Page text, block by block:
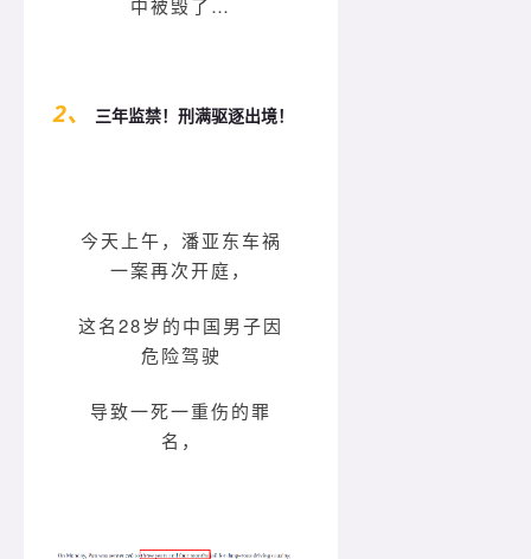
2、 三年监禁！刑满驱逐出境！
今天上午，潘亚东车祸
一案再次开庭，
这名28岁的中国男子因
危险驾驶
导致一死一重伤的罪
名，